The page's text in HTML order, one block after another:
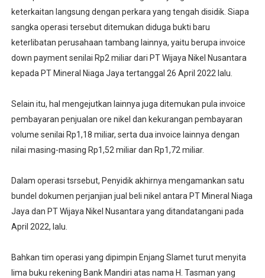
keterkaitan langsung dengan perkara yang tengah disidik. Siapa
sangka operasi tersebut ditemukan diduga bukti baru
keterlibatan perusahaan tambang lainnya, yaitu berupa invoice
down payment senilai Rp2 miliar dari PT Wijaya Nikel Nusantara
kepada PT Mineral Niaga Jaya tertanggal 26 April 2022 lalu.
Selain itu, hal mengejutkan lainnya juga ditemukan pula invoice
pembayaran penjualan ore nikel dan kekurangan pembayaran
volume senilai Rp1,18 miliar, serta dua invoice lainnya dengan
nilai masing-masing Rp1,52 miliar dan Rp1,72 miliar.
Dalam operasi tsrsebut, Penyidik akhirnya mengamankan satu
bundel dokumen perjanjian jual beli nikel antara PT Mineral Niaga
Jaya dan PT Wijaya Nikel Nusantara yang ditandatangani pada
April 2022, lalu.
Bahkan tim operasi yang dipimpin Enjang Slamet turut menyita
lima buku rekening Bank Mandiri atas nama H. Tasman yang